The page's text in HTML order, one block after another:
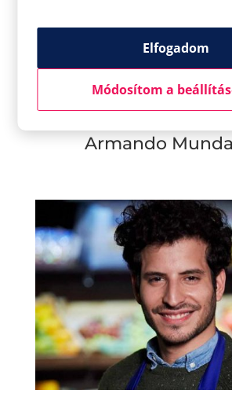
szeretnénk friss
Armando
Elfogadom
Módosítom a